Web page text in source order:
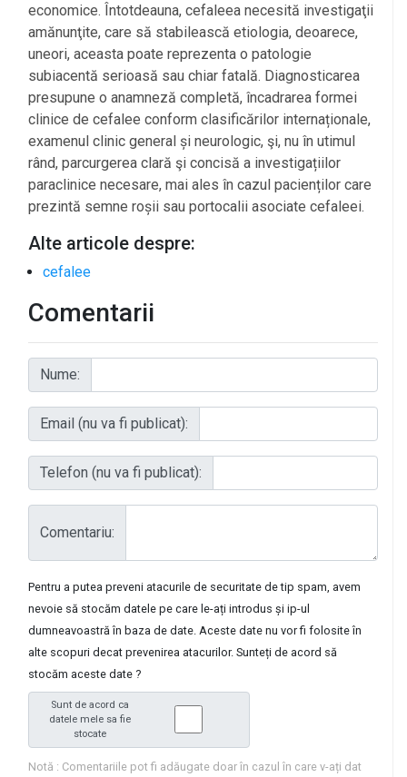
economice. Întotdeauna, cefaleea necesită investigaţii
amănunţite, care să stabilească etiologia, deoarece,
uneori, aceasta poate reprezenta o patologie
subiacentă serioasă sau chiar fatală. Diagnosticarea
presupune o anamneză completă, încadrarea formei
clinice de cefalee conform clasificărilor internaționale,
examenul clinic general și neurologic, şi, nu în utimul
rând, parcurgerea clară şi concisă a investigațiilor
paraclinice necesare, mai ales în cazul pacienților care
prezintă semne roșii sau portocalii asociate cefaleei.
Alte articole despre:
cefalee
Comentarii
Nume:
Email (nu va fi publicat):
Telefon (nu va fi publicat):
Comentariu:
Pentru a putea preveni atacurile de securitate de tip spam, avem
nevoie să stocăm datele pe care le-ați introdus și ip-ul
dumneavoastră în baza de date. Aceste date nu vor fi folosite în
alte scopuri decat prevenirea atacurilor. Sunteți de acord să
stocăm aceste date ?
Sunt de acord ca
datele mele sa fie
stocate
Notă : Comentariile pot fi adăugate doar în cazul în care v-ați dat